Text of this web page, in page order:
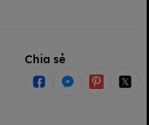
Chia sẻ